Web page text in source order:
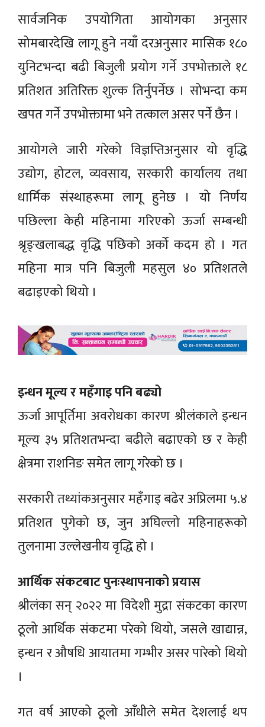
सार्वजनिक उपयोगिता आयोगका अनुसार
सोमबारदेखि लागू हुने नयाँ दरअनुसार मासिक १८०
युनिटभन्दा बढी बिजुली प्रयोग गर्ने उपभोक्ताले १८
प्रतिशत अतिरिक्त शुल्क तिर्नुपर्नेछ । सोभन्दा कम
खपत गर्ने उपभोक्तामा भने तत्काल असर पर्ने छैन ।
आयोगले जारी गरेको विज्ञप्तिअनुसार यो वृद्धि
उद्योग, होटल, व्यवसाय, सरकारी कार्यालय तथा
धार्मिक संस्थाहरूमा लागू हुनेछ । यो निर्णय
पछिल्ला केही महिनामा गरिएको ऊर्जा सम्बन्धी
श्रृङ्खलाबद्ध वृद्धि पछिको अर्को कदम हो । गत
महिना मात्र पनि बिजुली महसुल ४० प्रतिशतले
बढाइएको थियो ।
इन्धन मूल्य र महँगाइ पनि बढ्यो
ऊर्जा आपूर्तिमा अवरोधका कारण श्रीलंकाले इन्धन
मूल्य ३५ प्रतिशतभन्दा बढीले बढाएको छ र केही
क्षेत्रमा राशनिङ समेत लागू गरेको छ ।
सरकारी तथ्यांकअनुसार महँगाइ बढेर अप्रिलमा ५.४
प्रतिशत पुगेको छ, जुन अघिल्लो महिनाहरूको
तुलनामा उल्लेखनीय वृद्धि हो ।
आर्थिक संकटबाट पुनःस्थापनाको प्रयास
श्रीलंका सन् २०२२ मा विदेशी मुद्रा संकटका कारण
ठूलो आर्थिक संकटमा परेको थियो, जसले खाद्यान्न,
इन्धन र औषधि आयातमा गम्भीर असर पारेको थियो
।
गत वर्ष आएको ठूलो आँधीले समेत देशलाई थप